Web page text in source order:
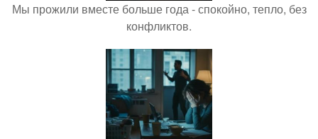
Мы прожили вместе больше года - спокойно, тепло, без
конфликтов.